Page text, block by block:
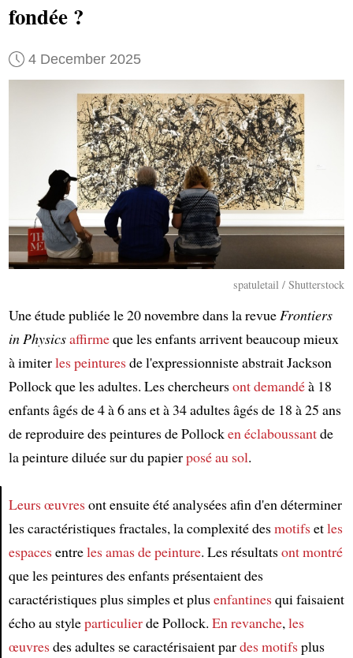
Article
fondée ?
4 December 2025
spatuletail / Shutterstock
Une étude publiée le 20 novembre dans la revue Frontiers
in Physicsaffirmeque les enfants arrivent beaucoup mieux
à imiterles peinturesde l'expressionniste abstrait Jackson
Pollock que les adultes. Les chercheursont demandéà 18
enfants âgés de 4 à 6 ans et à 34 adultes âgés de 18 à 25 ans
de reproduire des peintures de Pollocken éclaboussantde
la peinture diluée sur du papierposé au sol.
Leurs œuvresont ensuite été analysées afin d'en déterminer
les caractéristiques fractales, la complexité desmotifsetles
espacesentreles amas de peinture. Les résultatsont montré
que les peintures des enfants présentaient des
caractéristiques plus simples et plusenfantinesqui faisaient
écho au styleparticulierde Pollock. En revanche, les
œuvresdes adultes se caractérisaient pardes motifsplus